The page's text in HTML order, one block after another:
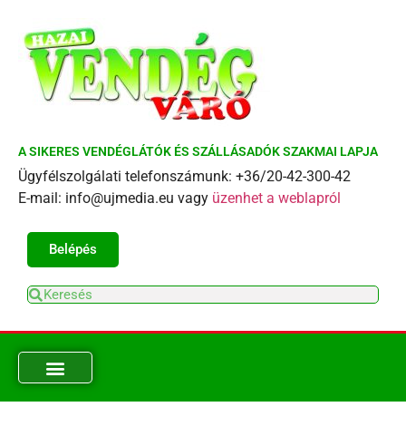
A SIKERES VENDÉGLÁTÓK ÉS SZÁLLÁSADÓK SZAKMAI LAPJA
Ügyfélszolgálati telefonszámunk: +36/20-42-300-42
E-mail: info@ujmedia.eu vagy üzenhet a weblapról
Belépés